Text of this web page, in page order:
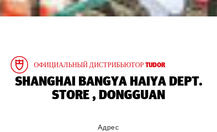
ОФИЦИАЛЬНЫЙ ДИСТРИБЬЮТОР TUDOR
‭SHANGHAI BANGYA HAIYA DEPT.
STORE , DONGGUAN‬
Адрес